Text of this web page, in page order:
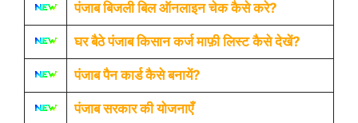
पंजाब बिजली बिल ऑनलाइन चेक कैसे करे?
घर बैठे पंजाब किसान कर्ज माफ़ी लिस्ट कैसे देखें?
पंजाब पैन कार्ड कैसे बनायें?
पंजाब सरकार की योजनाएँ